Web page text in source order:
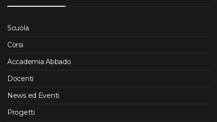
Scuola
Corsi
Accademia Abbado
Docenti
News ed Eventi
Progetti